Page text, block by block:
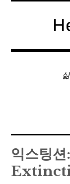
홈
Private
익스팅